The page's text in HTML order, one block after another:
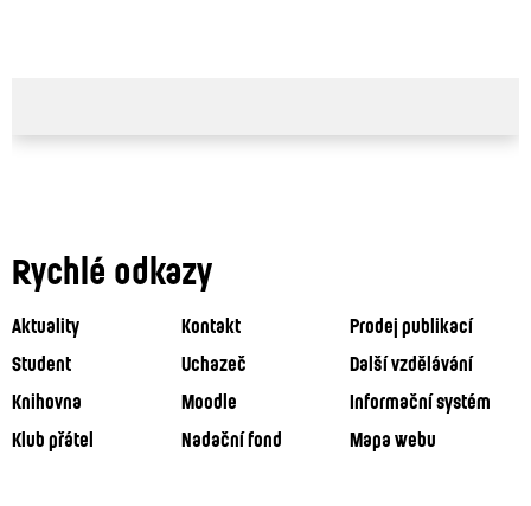
Rychlé odkazy
Aktuality Kontakt
Prodej publikací
Student
Uchazeč
Další vzdělávání
Knihovna
Moodle
Informační systém
Klub přátel
Nadační fond Mapa webu